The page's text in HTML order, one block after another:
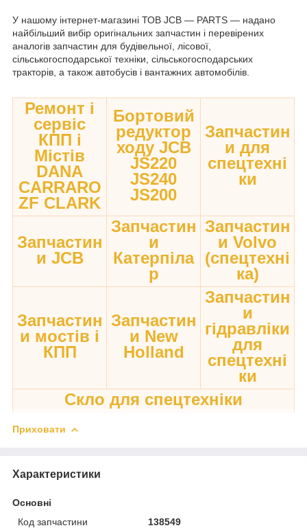
У нашому інтернет-магазині ТОВ JCB — PARTS — надано
найбільший вибір оригінальних запчастин і перевірених
аналогів запчастин для будівельної, лісової,
сільськогосподарської техніки, сільськогосподарських
тракторів, а також автобусів і вантажних автомобілів.
Ремонт і
сервіс
КПП і
Містів
DANA
CARRARO
ZF CLARK
Бортовий
редуктор
ходу JCB
JS220
JS240
JS200
Запчастин
и для
спецтехні
ки
Запчастин
и JCB
Запчастин
и
Катерпіла
р
Запчастин
и Volvo
(спецтехні
ка)
Запчастин
и мостів і
КПП
Запчастин
и New
Holland
Запчастин
и
гідравліки
для
спецтехні
ки
Скло для спецтехніки
Приховати
Характеристики
Основні
Код запчастини
138549